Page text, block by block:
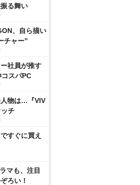
る舞い
、自ら描い
チャー”
ー社員が推す
コスパPC
物は…『VIV
チ
すぐに買え
マも、注目
ろい！